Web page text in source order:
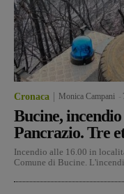
Cronaca Monica Campani
Bucine, incendio
Pancrazio. Tre
Incendio alle 16.00 in
Comune di Bucine.